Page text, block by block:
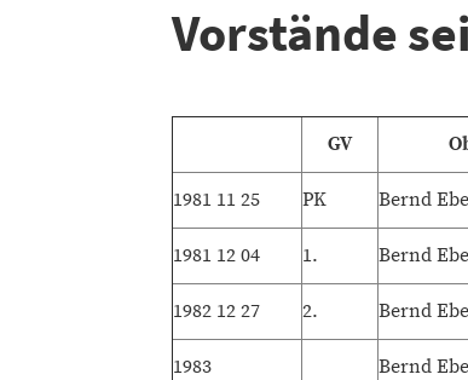
Vorstände
GV
1981 11 25 PK Bernd
1981 12 04 1. Bernd
1982 12 27 2. Bernd
1983 Bernd